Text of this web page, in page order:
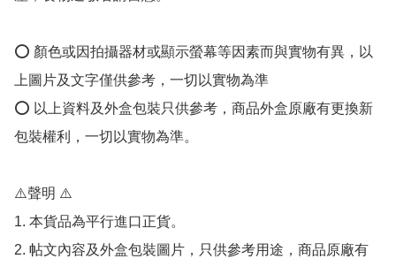
⭕️ 顏色或因拍攝器材或顯示螢幕等因素而與實物有異，以
上圖片及文字僅供參考，一切以實物為準
⭕️ 以上資料及外盒包裝只供參考，商品外盒原廠有更換新
包裝權利，一切以實物為準。
⚠️聲明 ⚠️
1. 本貨品為平行進口正貨。
2. 帖文內容及外盒包裝圖片，只供參考用途，商品原廠有